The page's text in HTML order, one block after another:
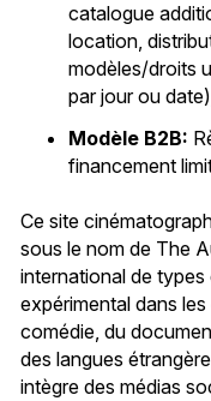
catalogue
location,
modèles/droits
par jour ou
Modèle B2B:
financement
Ce site
sous le nom de The
international de
expérimental dans
comédie, du
des langues
intègre des médias